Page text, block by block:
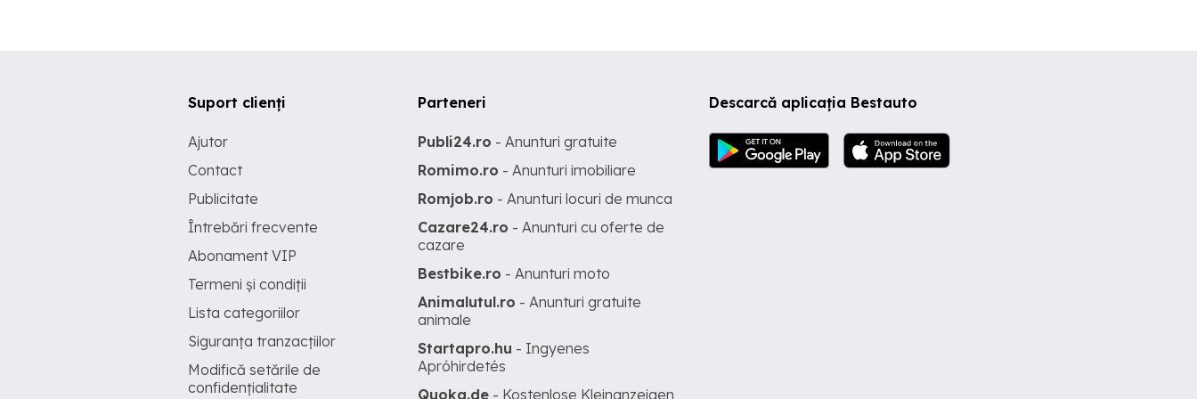
Descarcă aplicația Bestauto
Suport clienți
Ajutor
Contact
Publicitate
Întrebări frecvente
Abonament VIP
Termeni și condiții
Lista categoriilor
Siguranța tranzacțiilor
Modifică setările de
confidențialitate
Parteneri
Publi24.ro - Anunturi gratuite
Romimo.ro - Anunturi imobiliare
Romjob.ro - Anunturi locuri de munca
Cazare24.ro - Anunturi cu oferte de
cazare
Bestbike.ro - Anunturi moto
Animalutul.ro - Anunturi gratuite
animale
Startapro.hu - Ingyenes
Apróhirdetés
Quoka.de - Kostenlose Kleinanzeigen